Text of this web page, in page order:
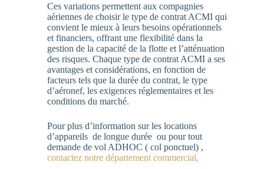
Ces variations permettent aux compagnies
aériennes de choisir le type de contrat ACMI qui
convient le mieux à leurs besoins opérationnels
et financiers, offrant une flexibilité dans la
gestion de la capacité de la flotte et l’atténuation
des risques. Chaque type de contrat ACMI a ses
avantages et considérations, en fonction de
facteurs tels que la durée du contrat, le type
d’aéronef, les exigences réglementaires et les
conditions du marché.
Pour plus d’information sur les locations
d’appareils de longue durée ou pour tout
demande de vol ADHOC ( col ponctuel) ,
contactez notre département commercial,